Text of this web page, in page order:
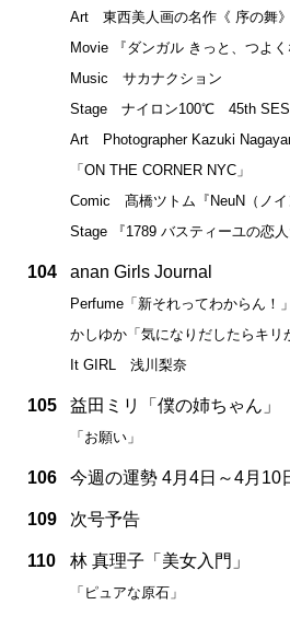
Art 東西美人画の名作《 序の舞
Movie 『ダンガル きっと、つよく
Music サカナクション
Stage ナイロン100℃ 45th
Art Photographer Kazuki
「ON THE CORNER NYC」
Comic 髙橋ツトム『NeuN（ノイ
Stage 『1789 バスティーユの恋人
104 anan Girls Journal
Perfume「新それってわからん！」
かしゆか「気になりだしたらキリ
It GIRL 浅川梨奈
105 益田ミリ「僕の姉ちゃん」
「お願い」
106 今週の運勢 4月4日～4月10
109 次号予告
110 林 真理子「美女入門」
「ピュアな原石」